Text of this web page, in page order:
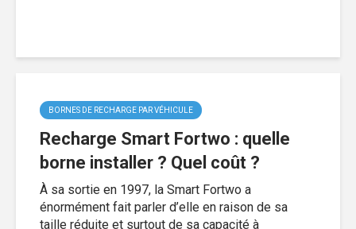
BORNES DE RECHARGE PAR VÉHICULE
Recharge Smart Fortwo : quelle
borne installer ? Quel coût ?
À sa sortie en 1997, la Smart Fortwo a
énormément fait parler d’elle en raison de sa
taille réduite et surtout de sa capacité à